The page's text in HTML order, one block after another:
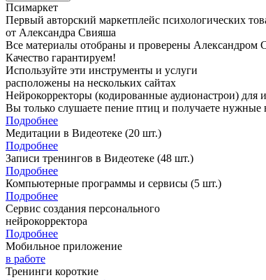
Псимаркет
Первый авторский маркетплейс психологических
от Александра Свияша
Все материалы отобраны и проверены Александром
Качество гарантируем!
Используйте эти инструменты и услуги
расположены на нескольких сайтах
Нейрокорректоры (кодированные аудионастрои)
Вы только слушаете пение птиц и получаете нужные
Подробнее
Медитации в Видеотеке (20 шт.)
Подробнее
Записи тренингов в Видеотеке (48 шт.)
Подробнее
Компьютерные программы и сервисы (5 шт.)
Подробнее
Сервис создания персонального
нейрокорректора
Подробнее
Мобильное приложение
в работе
Тренинги короткие